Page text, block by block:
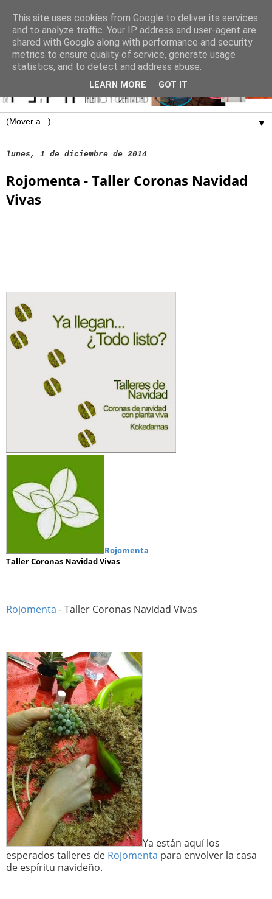
▼
lunes, 1 de diciembre de 2014
Rojomenta - Taller Coronas Navidad
Vivas
Rojomenta
Taller Coronas Navidad Vivas
Rojomenta - Taller Coronas Navidad Vivas
Ya están aquí los
esperados talleres de Rojomenta para envolver la casa
de espíritu navideño.
This site uses cookies from Google to deliver its services
and to analyze traffic. Your IP address and user-agent are
shared with Google along with performance and security
metrics to ensure quality of service, generate usage
statistics, and to detect and address abuse.
LEARN MORE GOT IT